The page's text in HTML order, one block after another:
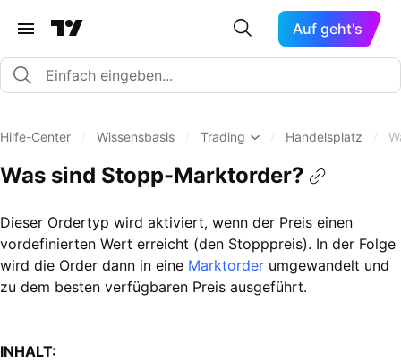
Auf geht's
Hilfe-Center Wissensbasis Trading Handelsplatz
Was sind Stopp-Marktorder?
Dieser Ordertyp wird aktiviert, wenn der Preis einen
vordefinierten Wert erreicht (den Stopppreis). In der Folge
wird die Order dann in eine Marktorder umgewandelt und
zu dem besten verfügbaren Preis ausgeführt.
INHALT: